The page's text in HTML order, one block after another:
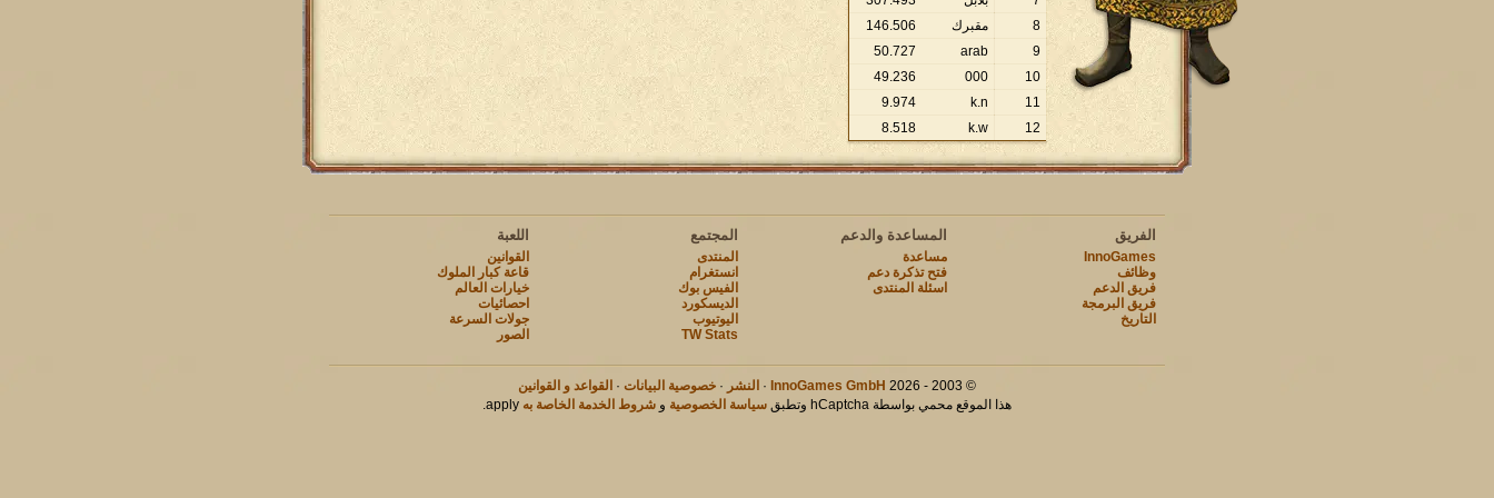
8
مقبرك 146.506
9
arab
50.727
10
000
49.236
11
k.n
9.974
12
k.w
8.518
اللعبة
القوانين
قاعة كبار الملوك
خيارات العالم
احصائيات
جولات السرعة
الصور
المجتمع
المنتدى
انستغرام
الفيس بوك
الديسكورد
اليوتيوب
TW Stats
المساعدة والدعم
مساعدة
فتح تذكرة دعم
اسئلة المنتدى
الفريق
InnoGames
وظائف
فريق الدعم
فريق البرمجة
التاريخ
© 2003 - 2026
InnoGames GmbH
· النشر · خصوصية البيانات · القواعد و القوانين
هذا الموقع محمي بواسطة hCaptcha وتطبق
سياسة الخصوصية و شروط الخدمة الخاصة به